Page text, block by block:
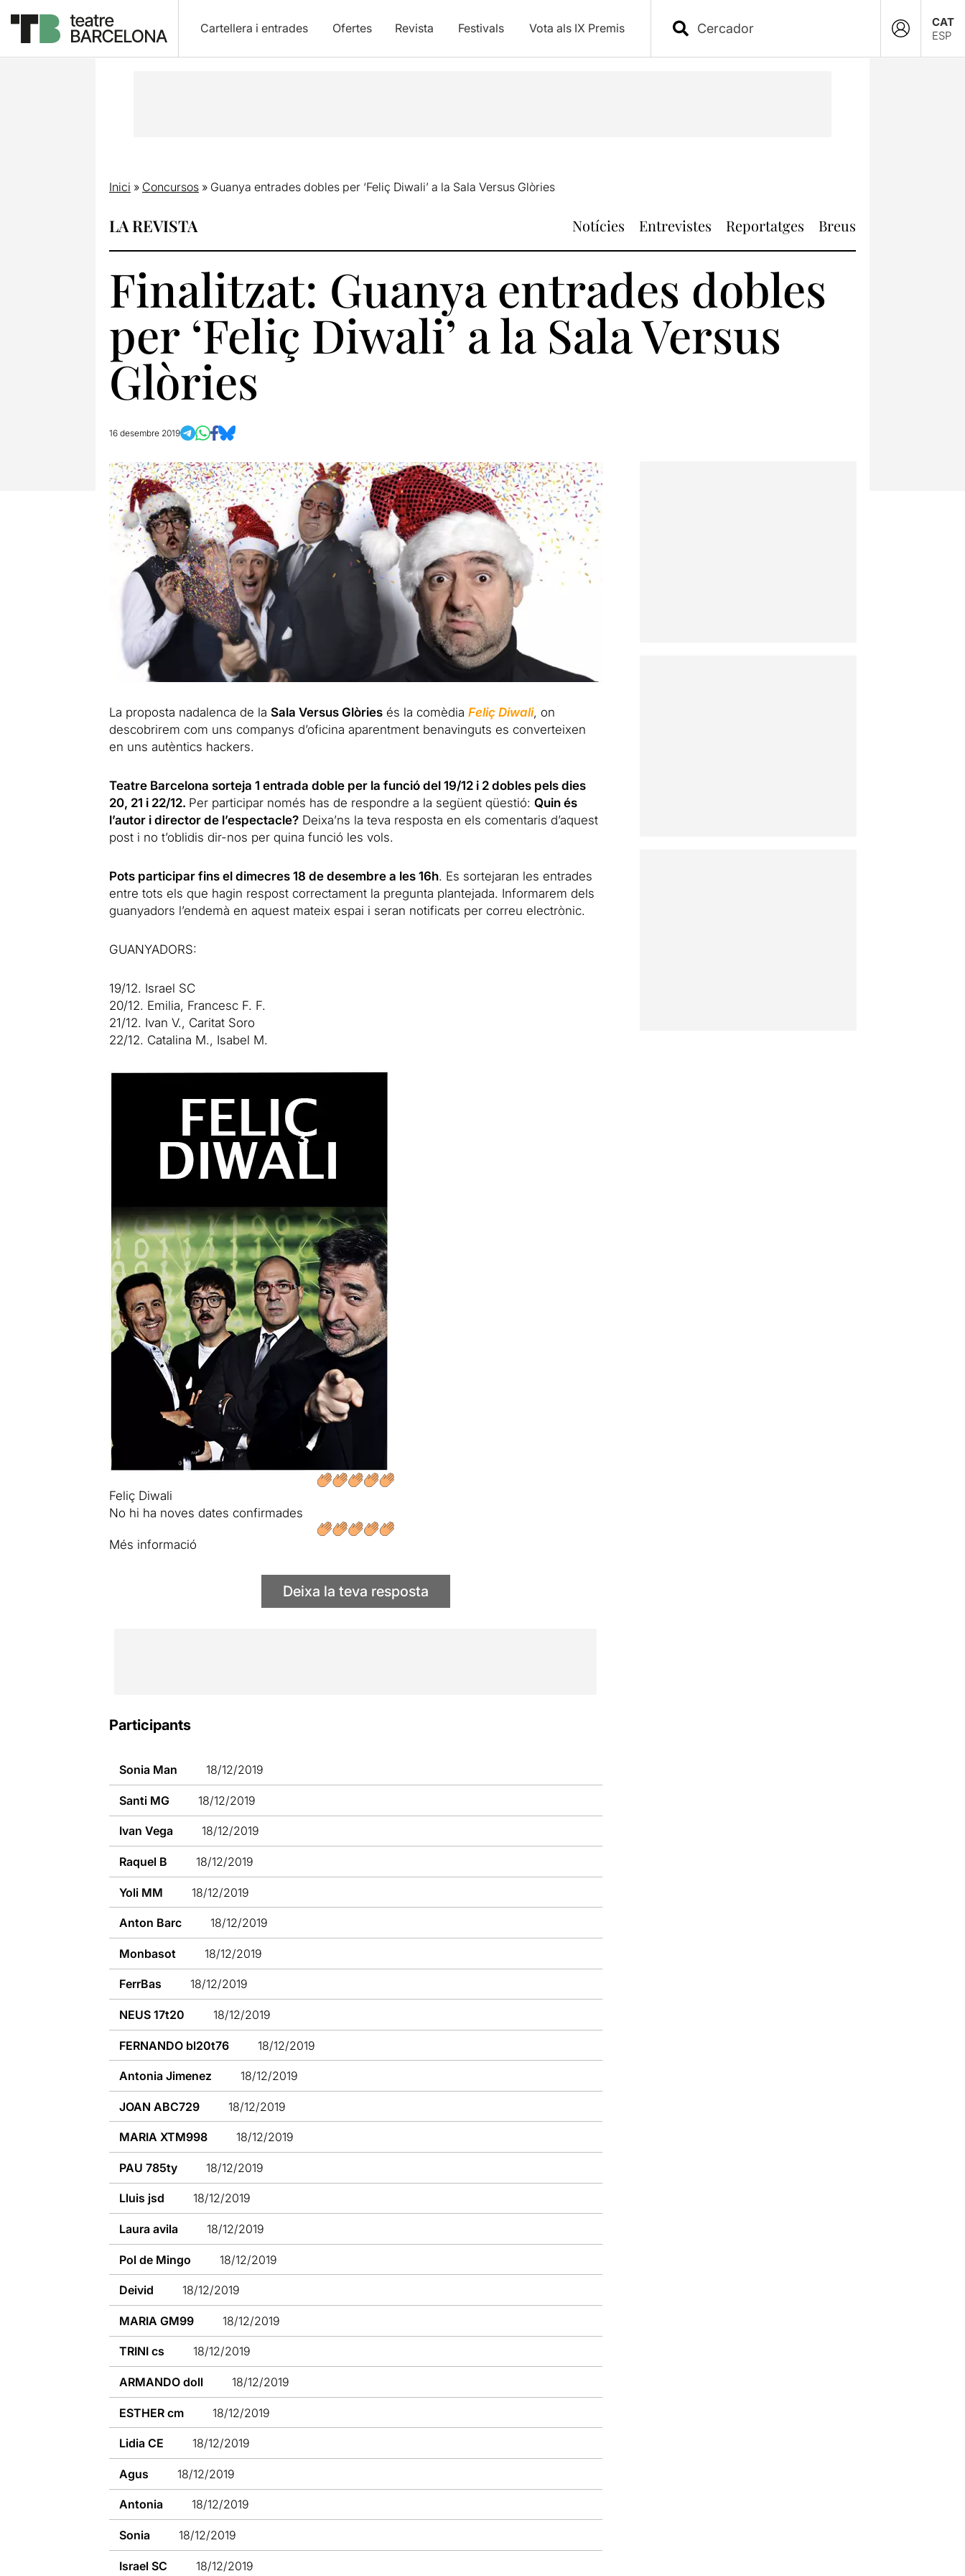
Cartellera i entrades Ofertes Revista Festivals Vota als IX Premis
CAT
ESP
Inici » Concursos» Guanya entrades dobles per ‘Feliç Diwali’ a la Sala Versus Glòries
LA REVISTA Notícies Entrevistes Reportatges Breus
Finalitzat: Guanya entrades dobles
per ‘Feliç Diwali’ a la Sala Versus
Glòries
16 desembre 2019
La proposta nadalenca de la Sala Versus Glòriesés la comèdia Feliç Diwali, on
descobrirem com uns companys d’oficina aparentment benavinguts es converteixen
en uns autèntics hackers.
Teatre Barcelona sorteja 1 entrada doble per la funció del 19/12 i 2 dobles pels dies
20, 21 i 22/12. Per participar només has de respondre a la següent qüestió: Quin és
l’autor i director de l’espectacle?Deixa’ns la teva resposta en els comentaris d’aquest
post i no t’oblidis dir-nos per quina funció les vols.
Pots participar fins el dimecres 18 de desembre a les 16h. Es sortejaran les entrades
entre tots els que hagin respost correctament la pregunta plantejada. Informarem dels
guanyadors l’endemà en aquest mateix espai i seran notificats per correu electrònic.
GUANYADORS:
19/12. Israel SC
20/12. Emilia, Francesc F. F.
21/12. Ivan V., Caritat Soro
22/12. Catalina M., Isabel M.
Feliç Diwali
No hi ha noves dates confirmades
Més informació
Deixa la teva resposta
Participants
Sonia Man 18/12/2019
Santi MG 18/12/2019
Ivan Vega 18/12/2019
Raquel B 18/12/2019
Yoli MM 18/12/2019
Anton Barc 18/12/2019
Monbasot 18/12/2019
FerrBas 18/12/2019
NEUS 17t20 18/12/2019
FERNANDO bl20t76 18/12/2019
Antonia Jimenez 18/12/2019
JOAN ABC729 18/12/2019
MARIA XTM998 18/12/2019
PAU 785ty 18/12/2019
Lluis jsd 18/12/2019
Laura avila 18/12/2019
Pol de Mingo 18/12/2019
Deivid 18/12/2019
MARIA GM99 18/12/2019
TRINI cs 18/12/2019
ARMANDO doll 18/12/2019
ESTHER cm 18/12/2019
Lidia CE 18/12/2019
Agus 18/12/2019
Antonia 18/12/2019
Sonia 18/12/2019
Israel SC 18/12/2019